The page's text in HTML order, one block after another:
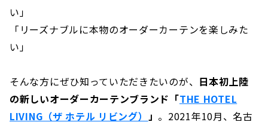
い」
「リーズナブルに本物のオーダーカーテンを楽しみた
い」
そんな方にぜひ知っていただきたいのが、 日本初上陸
の新しいオーダーカーテンブランド「THE HOTEL
LIVING（ザ ホテル リビング）
」 。2021年10月、名古